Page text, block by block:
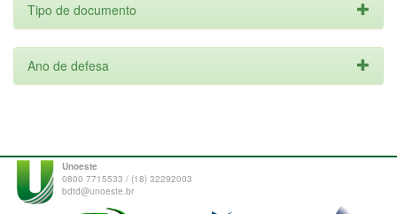
Tipo de documento
Ano de defesa
Unoeste
0800 7715533 / (18) 32292003
bdtd@unoeste.br